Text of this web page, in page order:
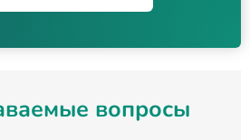
вопросы